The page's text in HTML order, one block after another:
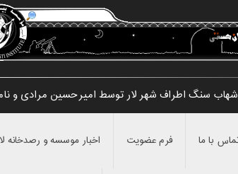
سنگ اطراف شهر لار توسط امیرحسین مرادی و
با ما فرم عضویت اخبار موسسه و رصدخانه